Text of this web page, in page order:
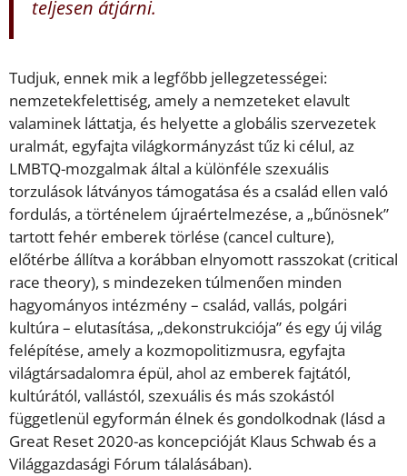
teljesen átjárni.
Tudjuk, ennek mik a legfőbb jellegzetességei:
nemzetekfelettiség, amely a nemzeteket elavult
valaminek láttatja, és helyette a globális szervezetek
uralmát, egyfajta világkormányzást tűz ki célul, az
LMBTQ-mozgalmak által a különféle szexuális
torzulások látványos támogatása és a család ellen való
fordulás, a történelem újraértelmezése, a „bűnösnek”
tartott fehér emberek törlése (cancel culture),
előtérbe állítva a korábban elnyomott rasszokat (critical
race theory), s mindezeken túlmenően minden
hagyományos intézmény – család, vallás, polgári
kultúra – elutasítása, „dekonstrukciója” és egy új világ
felépítése, amely a kozmopolitizmusra, egyfajta
világtársadalomra épül, ahol az emberek fajtától,
kultúrától, vallástól, szexuális és más szokástól
függetlenül egyformán élnek és gondolkodnak (lásd a
Great Reset 2020-as koncepcióját Klaus Schwab és a
Világgazdasági Fórum tálalásában).